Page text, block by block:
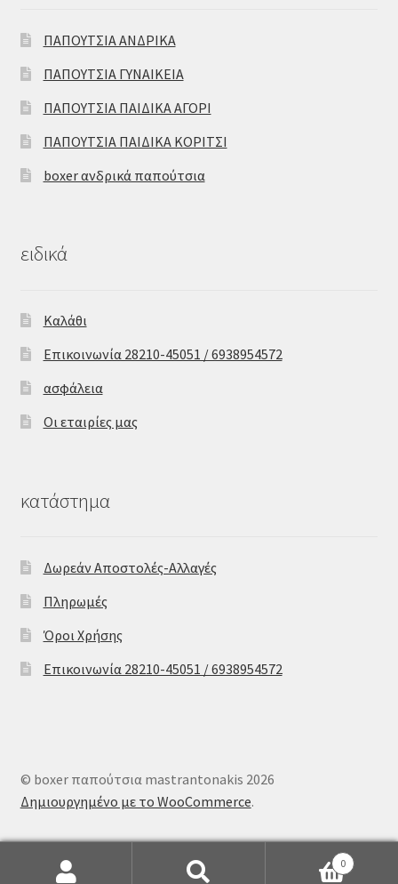
ΠΑΠΟΥΤΣΙΑ ΑΝΔΡΙΚΑ
ΠΑΠΟΥΤΣΙΑ ΓΥΝΑΙΚΕΙΑ
ΠΑΠΟΥΤΣΙΑ ΠΑΙΔΙΚΑ ΑΓΟΡΙ
ΠΑΠΟΥΤΣΙΑ ΠΑΙΔΙΚΑ ΚΟΡΙΤΣΙ
boxer ανδρικά παπούτσια
ειδικά
Καλάθι
Επικοινωνία 28210-45051 / 6938954572
ασφάλεια
Οι εταιρίες μας
κατάστημα
Δωρεάν Αποστολές-Αλλαγές
Πληρωμές
Όροι Χρήσης
Επικοινωνία 28210-45051 / 6938954572
© boxer παπούτσια mastrantonakis 2026
Δημιουργημένο με το WooCommerce.
0